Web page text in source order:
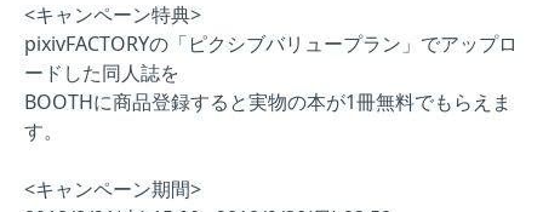
<キャンペーン特典>
pixivFACTORYの「ピクシブバリュープラン」でアップロ
ードした同人誌を
BOOTHに商品登録すると実物の本が1冊無料でもらえま
す。
<キャンペーン期間>